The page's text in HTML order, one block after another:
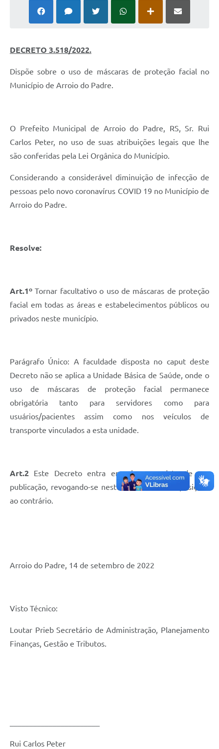
DECRETO 3.518/2022.
Dispõe sobre o uso de máscaras de proteção facial no
Município de Arroio do Padre.
O Prefeito Municipal de Arroio do Padre, RS, Sr. Rui
Carlos Peter, no uso de suas atribuições legais que lhe
são conferidas pela Lei Orgânica do Município.
Considerando a considerável diminuição de infecção de
pessoas pelo novo coronavírus COVID 19 no Município de
Arroio do Padre.
Resolve:
Art.1º Tornar facultativo o uso de máscaras de proteção
facial em todas as áreas e estabelecimentos públicos ou
privados neste município.
Parágrafo Único: A faculdade disposta no caput deste
Decreto não se aplica a Unidade Básica de Saúde, onde o
uso de máscaras de proteção facial permanece
obrigatória tanto para servidores como para
usuários/pacientes assim como nos veículos de
transporte vinculados a esta unidade.
Art.2 Este Decreto entra em vigor na data de sua
publicação, revogando-se neste ato todas as disposições
ao contrário.
Arroio do Padre, 14 de setembro de 2022
Visto Técnico:
Loutar Prieb Secretário de Administração, Planejamento
Finanças, Gestão e Tributos.
Rui Carlos Peter